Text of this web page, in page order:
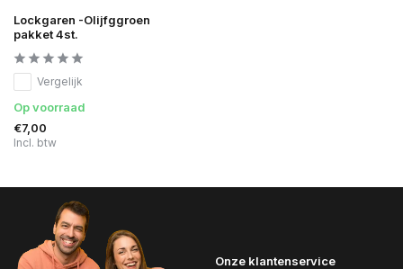
Lockgaren -Olijfggroen
pakket 4st.
Vergelijk
Op voorraad
€7,00
Incl. btw
Onze klantenservice